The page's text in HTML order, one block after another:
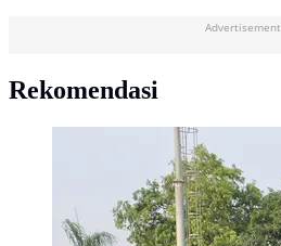
Advertisement
Rekomendasi